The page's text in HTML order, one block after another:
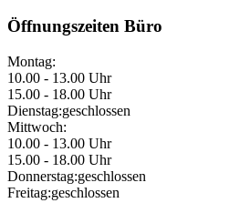
Öffnungszeiten Büro
Montag:
10.00 - 13.00 Uhr
15.00 - 18.00 Uhr
Dienstag:geschlossen
Mittwoch:
10.00 - 13.00 Uhr
15.00 - 18.00 Uhr
Donnerstag:geschlossen
Freitag:geschlossen